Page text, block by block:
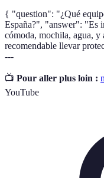
{ "question": "¿Qué
España?", "answer": "Es
cómoda, mochila, agua, y
recomendable llevar
---
📺 Pour aller plus loin :
YouTube